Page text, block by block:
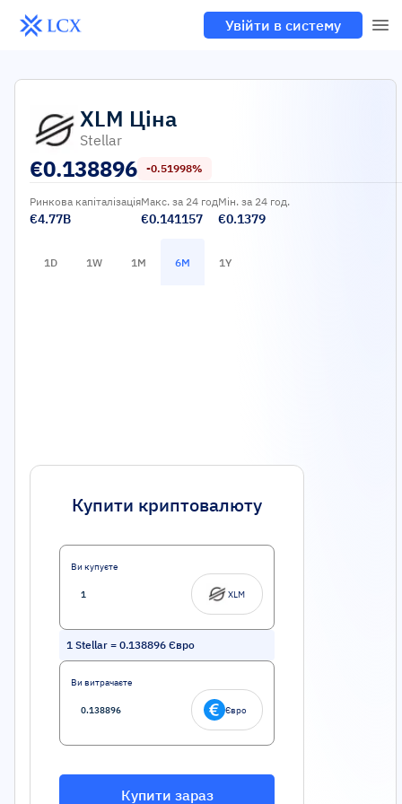
Увійти в систему
XLM Ціна
Stellar
€0.138896 -0.51998%
Ринкова капіталізація
€4.77B
Макс. за 24 год
€0.141157
Мін. за 24 год.
€0.1379
1D 1W 1M 6M 1Y
Купити криптовалюту
Ви купуєте
XLM
1 Stellar = 0.138896 Євро
Ви витрачаєте
Євро
Купити зараз